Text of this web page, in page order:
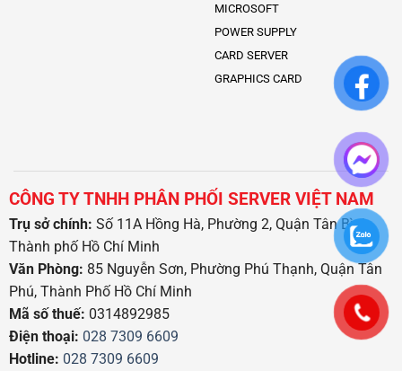
MICROSOFT
POWER SUPPLY
CARD SERVER
GRAPHICS CARD
CÔNG TY TNHH PHÂN PHỐI SERVER VIỆT NAM
Trụ sở chính: Số 11A Hồng Hà, Phường 2, Quận Tân Bình,
Thành phố Hồ Chí Minh
Văn Phòng: 85 Nguyễn Sơn, Phường Phú Thạnh, Quận Tân
Phú, Thành Phố Hồ Chí Minh
Mã số thuế: 0314892985
Điện thoại: 028 7309 6609
Hotline: 028 7309 6609